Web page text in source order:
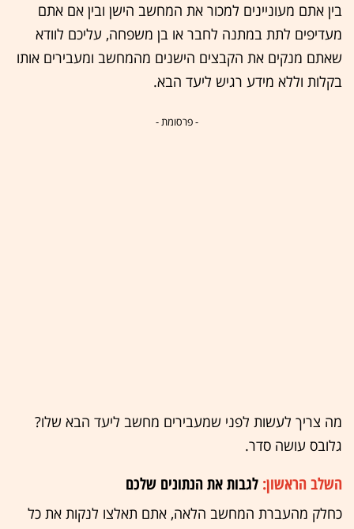
בין אתם מעוניינים למכור את המחשב הישן ובין אם אתם
מעדיפים לתת במתנה לחבר או בן משפחה, עליכם לוודא
שאתם מנקים את הקבצים הישנים מהמחשב ומעבירים אותו
בקלות וללא מידע רגיש ליעד הבא.
- פרסומת -
מה צריך לעשות לפני שמעבירים מחשב ליעד הבא שלו?
גלובס עושה סדר.
השלב הראשון: לגבות את הנתונים שלכם
כחלק מהעברת המחשב הלאה, אתם תאלצו לנקות את כל